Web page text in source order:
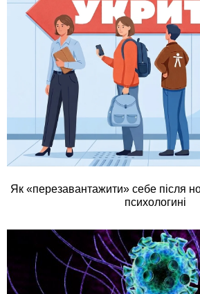
Як «перезавантажити» себе після
психологині